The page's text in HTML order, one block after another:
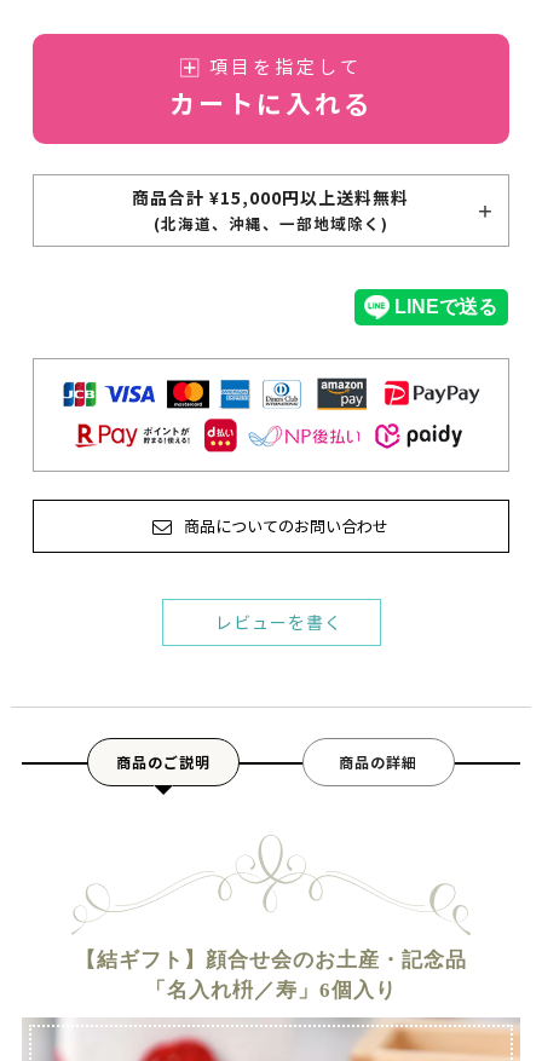
項目を指定して
カートに入れる
商品合計 ¥15,000円以上送料無料
(北海道、沖縄、一部地域除く)
商品についてのお問い合わせ
レビューを書く
商品のご説明 商品の詳細
【結ギフト】顔合せ会のお土産・記念品
「名入れ枡／寿」6個入り